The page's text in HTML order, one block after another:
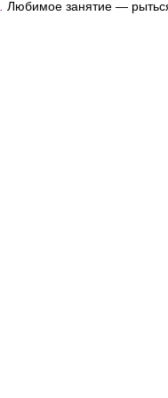
Любимое занятие — рыться